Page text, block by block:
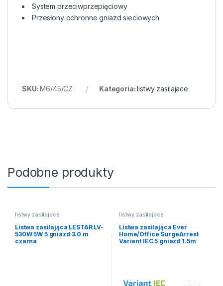
System przeciwprzepięciowy
Przesłony ochronne gniazd sieciowych
SKU:M6/45/CZ Kategoria:listwy zasilajace
Podobne produkty
listwy zasilajace
Listwa zasilająca LESTAR LV-
530W 5W 5 gniazd 3.0 m
czarna
listwy zasilajace
Listwa zasilająca Ever
Home/Office SurgeArrest
Variant IEC 5 gniazd 1.5m